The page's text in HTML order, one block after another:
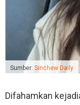
Sumber: Sinchew Daily
Difahamkan